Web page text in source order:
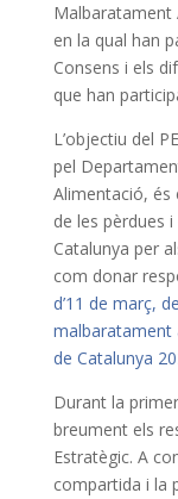
Malbaratament
en la qual han
Consens i els
que han
L’objectiu del
pel
Alimentació, és
de les pèrdues
Catalunya per
com donar
d’11 de març,
malbaratament
de Catalunya
Durant la
breument els
Estratègic. A
compartida i la